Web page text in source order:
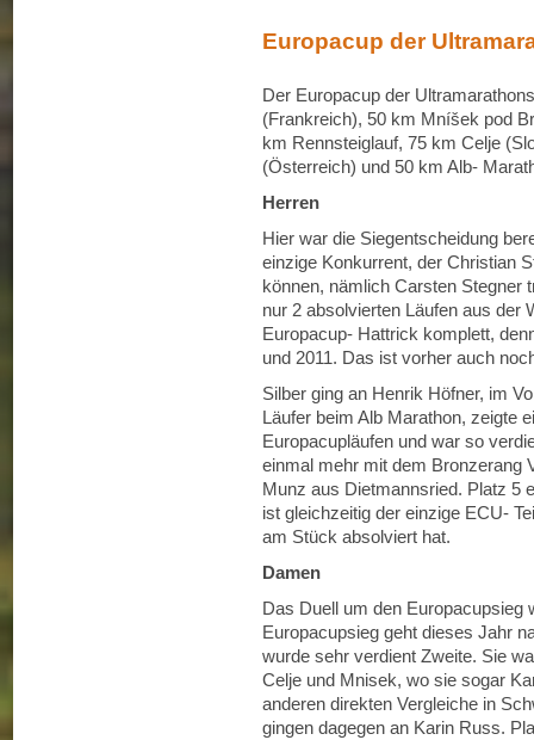
Europacup der
Der Europacup der
(Frankreich), 50 km Mníšek pod
km Rennsteiglauf, 75 km Celje
(Österreich) und 50 km Alb-
Herren
Hier war die Siegentscheidung
einzige Konkurrent, der Christian
können, nämlich Carsten Stegner
nur 2 absolvierten Läufen aus der
Europacup- Hattrick komplett,
und 2011. Das ist vorher auch
Silber ging an Henrik Höfner, im
Läufer beim Alb Marathon, zeigte
Europacupläufen und war so
einmal mehr mit dem Bronzerang
Munz aus Dietmannsried. Platz 5
ist gleichzeitig der einzige ECU-
am Stück absolviert hat.
Damen
Das Duell um den Europacupsieg
Europacupsieg geht dieses Jahr
wurde sehr verdient Zweite. Sie
Celje und Mnisek, wo sie sogar
anderen direkten Vergleiche in
gingen dagegen an Karin Russ.